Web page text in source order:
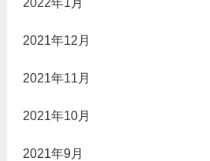
2021年12月
2021年11月
2021年10月
2021年9月